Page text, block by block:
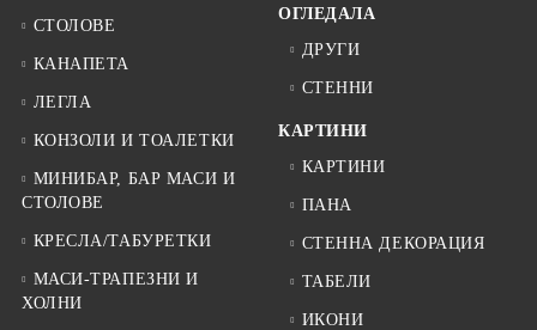
СТОЛОВЕ
КАНАПЕТА
ЛЕГЛА
КОНЗОЛИ И ТОАЛЕТКИ
МИНИБАР, БАР МАСИ И
СТОЛОВЕ
КРЕСЛА/ТАБУРЕТКИ
МАСИ-ТРАПЕЗНИ И
ХОЛНИ
ОГЛЕДАЛА
ДРУГИ
СТЕННИ
КАРТИНИ
КАРТИНИ
ПАНА
СТЕННА ДЕКОРАЦИЯ
ТАБЕЛИ
ИКОНИ